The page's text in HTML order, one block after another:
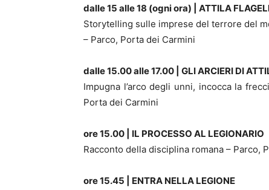
dalle 15 alle 18 (ogni ora) | ATTILA
Storytelling sulle imprese del terrore del
– Parco, Porta dei Carmini
dalle 15.00 alle 17.00 | GLI ARCIERI DI
Impugna l’arco degli unni, incocca la
Porta dei Carmini
ore 15.00 | IL PROCESSO AL LEGIONARIO
Racconto della disciplina romana – Parco,
ore 15.45 | ENTRA NELLA LEGIONE